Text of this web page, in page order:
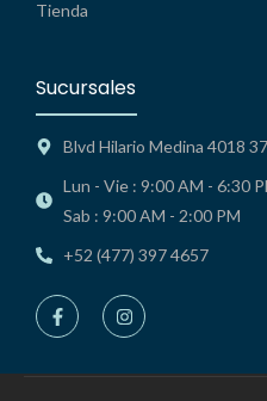
Tienda
Sucursales
Blvd Hilario Medina 4018
Lun - Vie : 9:00 AM - 6:30
Sab : 9:00 AM - 2:00 PM
+52 (477) 397 4657